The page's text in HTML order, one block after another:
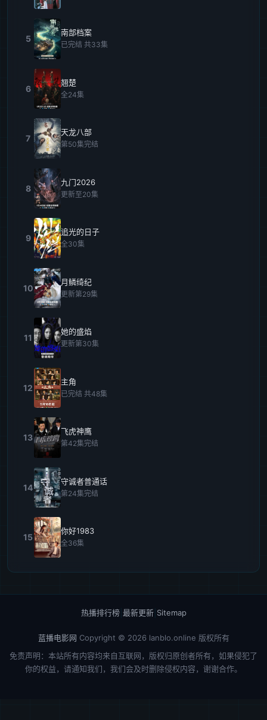
5
南部档案
已完结 共33集
6
翘楚
全24集
7
天龙八部
第50集完结
8
九门2026
更新至20集
9
追光的日子
全30集
10
月鳞绮纪
更新第29集
11
她的盛焰
更新第30集
12
主角
已完结 共48集
13
飞虎神鹰
第42集完结
14
守诚者普通话
第24集完结
15
你好1983
全36集
热播排行榜| 最新更新| Sitemap
蓝播电影网 Copyright © 2026 lanblo.online 版权所有
免责声明：本站所有内容均来自互联网，版权归原创者所有，如果侵犯了
你的权益，请通知我们，我们会及时删除侵权内容，谢谢合作。